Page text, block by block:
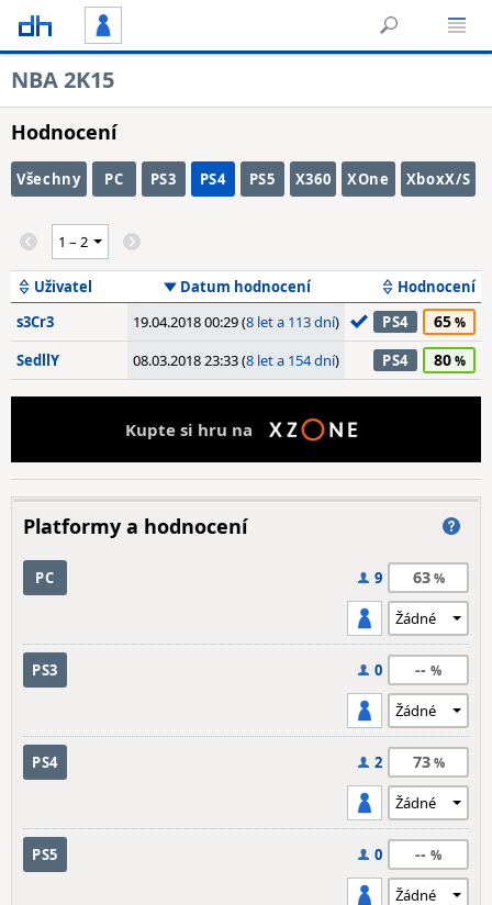
NBA 2K15
Hodnocení
Všechny PC PS3 PS4 PS5 X360 XOne XboxX/S
Uživatel Datum hodnocení
Hodnocení
s3Cr3
19.04.2018 00:29 (8 let a 113 dní) PS4 65
SedllY 08.03.2018 23:33 (8 let a 154 dní) PS4 80
Kupte si hru na
Platformy a hodnocení
PC 9 63
PS3 0 --
PS4 2 73
PS5 0 --